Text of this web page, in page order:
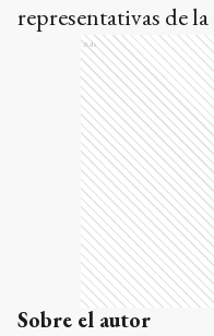
representativas de
Ads
Sobre el autor